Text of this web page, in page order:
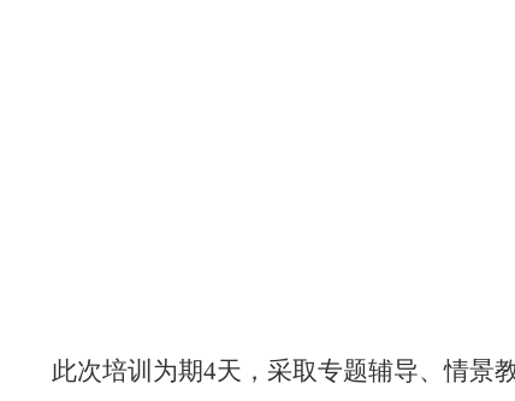
此次培训为期4天，采取专题辅导、情景